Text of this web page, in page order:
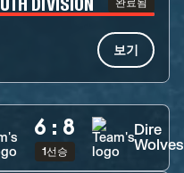
보기
6 : 8
1선승
Dire
Wolves